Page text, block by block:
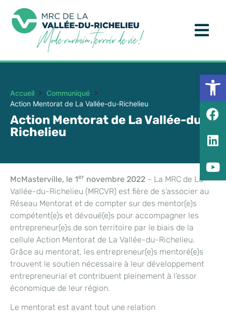
Accueil
Communiqué
Action Mentorat de La Vallée-du-Richelieu
Action Mentorat de La Vallée-du-
Richelieu
McMasterville, le 1er novembre 2022 – La MRC de La
Vallée-du-Richelieu (MRCVR) est fière de s’associer au
Réseau Mentorat et de compter sur des mentor(e)s
compétent(e)s et dévoué(e)s pour accompagner les
entrepreneur(e)s de son territoire par le biais de la
cellule Action Mentorat de La Vallée-du-Richelieu.
Grâce au mentorat, les entrepreneur(e)s mentoré(e)s
trouvent le soutien nécessaire à leur développement
entrepreneurial et contribuent pleinement à l’essor
économique de leur région.
Le mentorat est avant tout une relation